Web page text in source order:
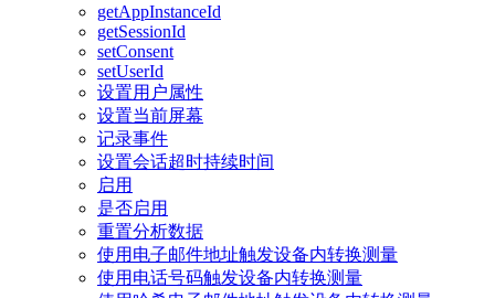
getAppInstanceId
getSessionId
setConsent
setUserId
设置用户属性
设置当前屏幕
记录事件
设置会话超时持续时间
启用
是否启用
重置分析数据
使用电子邮件地址触发设备内转换测量
使用电话号码触发设备内转换测量